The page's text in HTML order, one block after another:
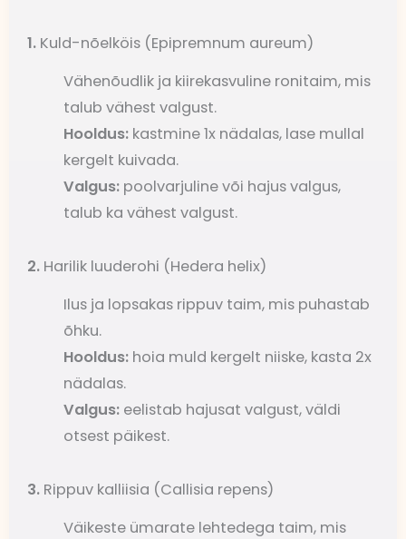
1. Kuld-nõelköis (Epipremnum aureum)
Vähenõudlik ja kiirekasvuline ronitaim, mis
talub vähest valgust.
Hooldus: kastmine 1x nädalas, lase mullal
kergelt kuivada.
Valgus: poolvarjuline või hajus valgus,
talub ka vähest valgust.
2. Harilik luuderohi (Hedera helix)
Ilus ja lopsakas rippuv taim, mis puhastab
õhku.
Hooldus: hoia muld kergelt niiske, kasta 2x
nädalas.
Valgus: eelistab hajusat valgust, väldi
otsest päikest.
3. Rippuv kalliisia (Callisia repens)
Väikeste ümarate lehtedega taim, mis